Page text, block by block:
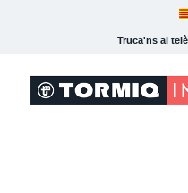
Truca'ns al